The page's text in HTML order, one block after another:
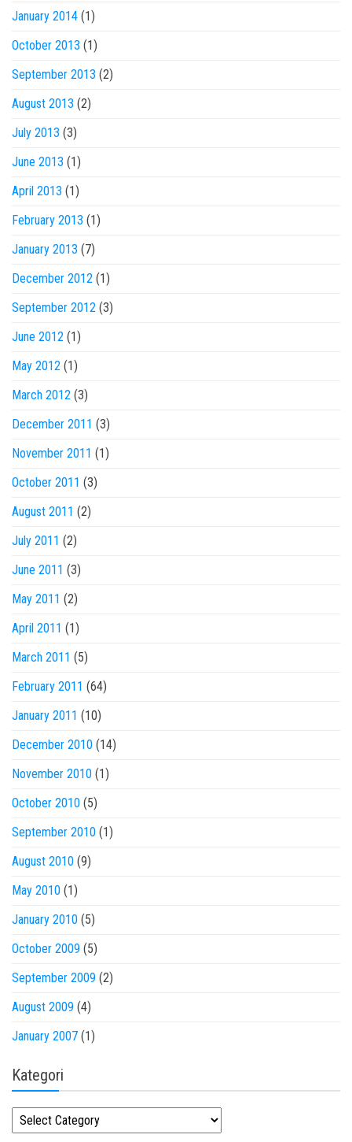
January 2014 (1)
October 2013 (1)
September 2013 (2)
August 2013 (2)
July 2013 (3)
June 2013 (1)
April 2013 (1)
February 2013 (1)
January 2013 (7)
December 2012 (1)
September 2012 (3)
June 2012 (1)
May 2012 (1)
March 2012 (3)
December 2011 (3)
November 2011 (1)
October 2011 (3)
August 2011 (2)
July 2011 (2)
June 2011 (3)
May 2011 (2)
April 2011 (1)
March 2011 (5)
February 2011 (64)
January 2011 (10)
December 2010 (14)
November 2010 (1)
October 2010 (5)
September 2010 (1)
August 2010 (9)
May 2010 (1)
January 2010 (5)
October 2009 (5)
September 2009 (2)
August 2009 (4)
January 2007 (1)
Kategori
Kategori